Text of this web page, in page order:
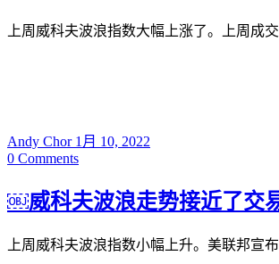
上周威科夫波浪指数大幅上涨了。上周成
Andy Chor 1月 10, 2022
0 Comments
￼威科夫波浪走势接近了交
上周威科夫波浪指数小幅上升。美联邦宣